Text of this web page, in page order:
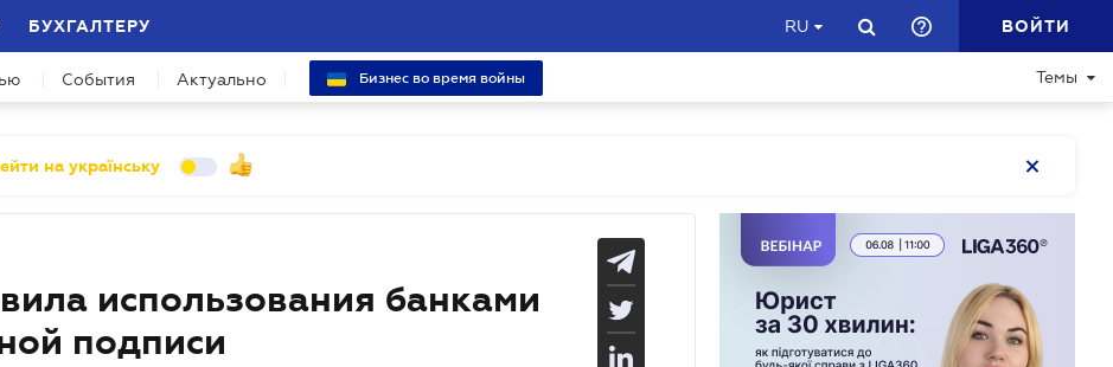
БУХГАЛТЕРУ RU ВОЙТИ
События Актуально Бизнес во время войны Темы
на українську
использования банками
подписи